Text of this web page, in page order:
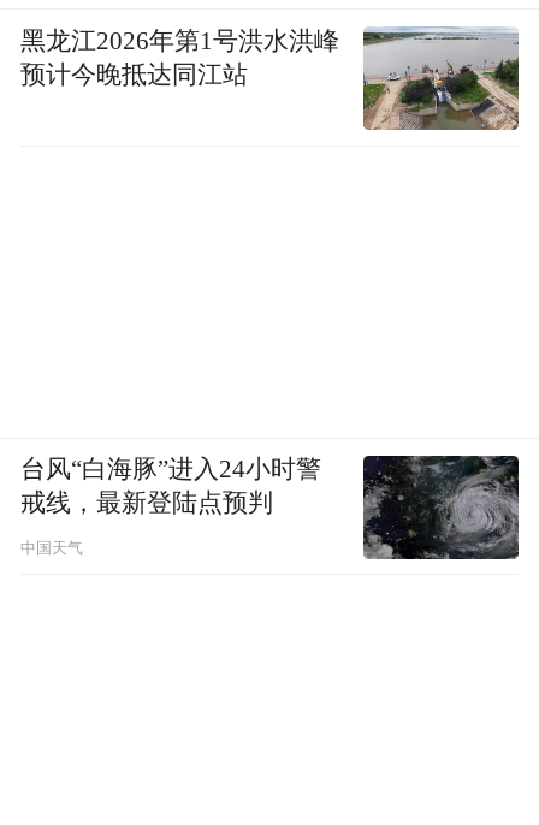
黑龙江2026年第1号洪水洪峰
预计今晚抵达同江站
台风“白海豚”进入24小时警
戒线，最新登陆点预判
中国天气